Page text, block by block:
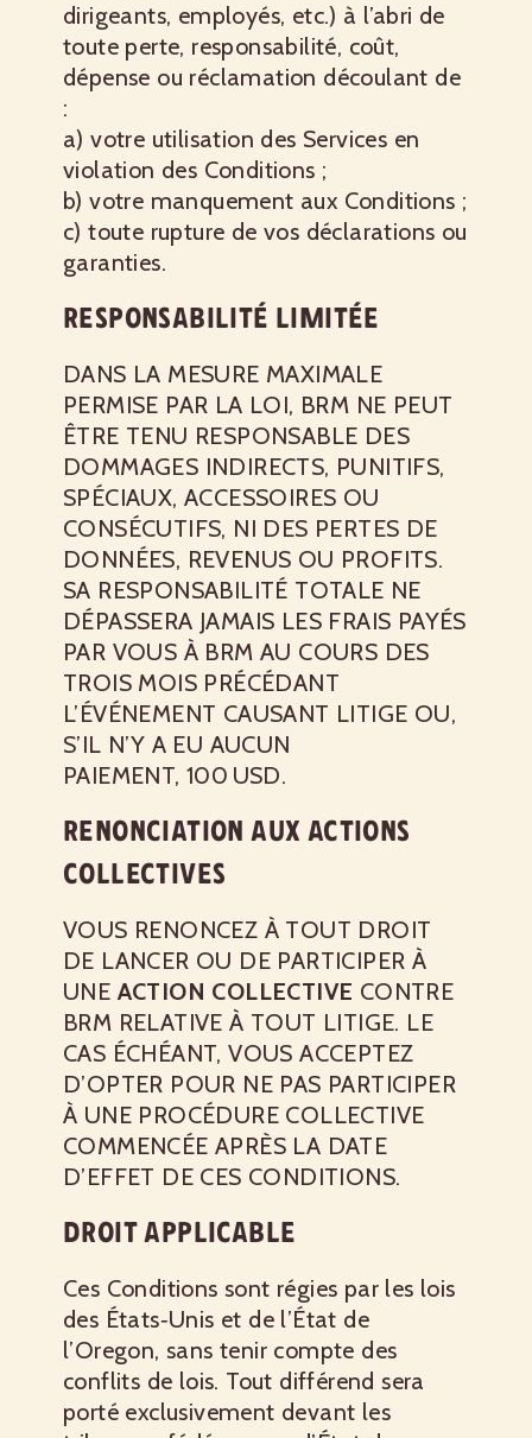
dirigeants, employés, etc.) à l’abri de
toute perte, responsabilité, coût,
dépense ou réclamation découlant de
:
a) votre utilisation des Services en
violation des Conditions ;
b) votre manquement aux Conditions ;
c) toute rupture de vos déclarations ou
garanties.
RESPONSABILITÉ LIMITÉE
DANS LA MESURE MAXIMALE
PERMISE PAR LA LOI, BRM NE PEUT
ÊTRE TENU RESPONSABLE DES
DOMMAGES INDIRECTS, PUNITIFS,
SPÉCIAUX, ACCESSOIRES OU
CONSÉCUTIFS, NI DES PERTES DE
DONNÉES, REVENUS OU PROFITS.
SA RESPONSABILITÉ TOTALE NE
DÉPASSERA JAMAIS LES FRAIS PAYÉS
PAR VOUS À BRM AU COURS DES
TROIS MOIS PRÉCÉDANT
L’ÉVÉNEMENT CAUSANT LITIGE OU,
S’IL N’Y A EU AUCUN
PAIEMENT, 100 USD.
RENONCIATION AUX ACTIONS
COLLECTIVES
VOUS RENONCEZ À TOUT DROIT
DE LANCER OU DE PARTICIPER À
UNE ACTION COLLECTIVE CONTRE
BRM RELATIVE À TOUT LITIGE. LE
CAS ÉCHÉANT, VOUS ACCEPTEZ
D’OPTER POUR NE PAS PARTICIPER
À UNE PROCÉDURE COLLECTIVE
COMMENCÉE APRÈS LA DATE
D’EFFET DE CES CONDITIONS.
DROIT APPLICABLE
Ces Conditions sont régies par les lois
des États‑Unis et de l’État de
l’Oregon, sans tenir compte des
conflits de lois. Tout différend sera
porté exclusivement devant les